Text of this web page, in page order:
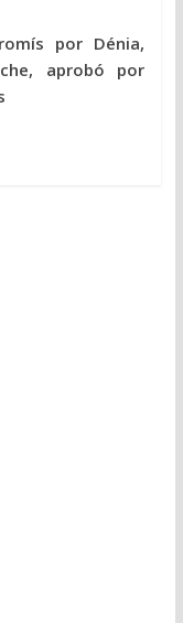
por Dénia,
aprobó por